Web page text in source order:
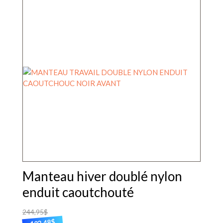
Manteau hiver doublé nylon
enduit caoutchouté
244,95$